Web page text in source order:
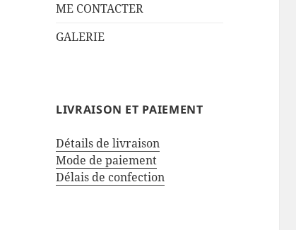
ME CONTACTER
GALERIE
LIVRAISON ET PAIEMENT
Détails de livraison
Mode de paiement
Délais de confection